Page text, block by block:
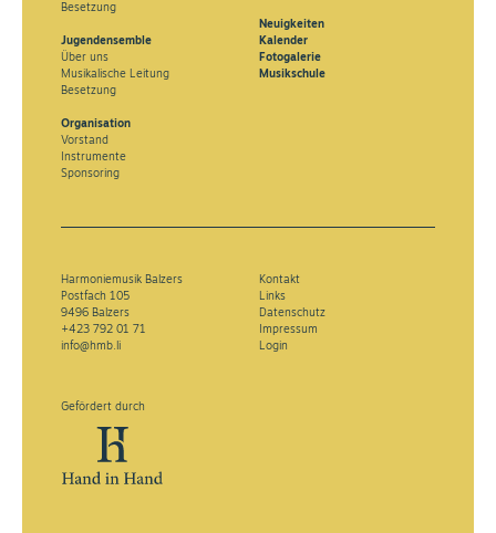
Besetzung
Jugendensemble
Über uns
Musikalische Leitung
Besetzung
Organisation
Vorstand
Instrumente
Sponsoring
Neuigkeiten
Kalender
Fotogalerie
Musikschule
Harmoniemusik Balzers
Postfach 105
9496 Balzers
+423 792 01 71
info@hmb.li
Kontakt
Links
Datenschutz
Impressum
Login
Gefördert durch